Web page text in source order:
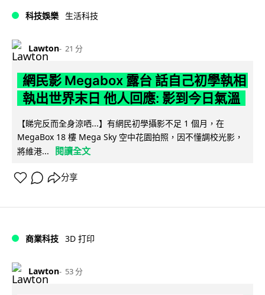
科技娛樂 生活科技
Lawton 21 分
網民影 Megabox 露台 話自己初學執相
執出世界末日 他人回應: 影到今日氣溫
【睇完反而全身涼哂...】有網民初學攝影不足 1 個月，在
MegaBox 18 樓 Mega Sky 空中花園拍照，因不懂調校光影，
將維港...
閱讀全文
分享
商業科技 3D 打印
Lawton 53 分